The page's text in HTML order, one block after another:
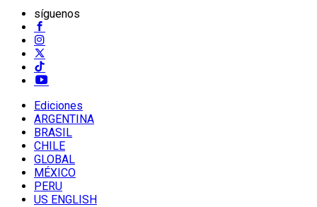
síguenos
Ediciones
ARGENTINA
BRASIL
CHILE
GLOBAL
MÉXICO
PERU
US ENGLISH